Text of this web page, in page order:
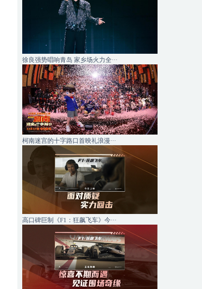
徐良强势唱响青岛 家乡场火力全···
柯南迷宫的十字路口首映礼浪漫···
高口碑巨制《F1：狂飙飞车》今···